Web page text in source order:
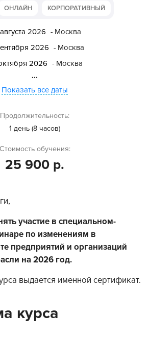
ОНЛАЙН КОРПОРАТИВНЫЙ
2026 - Москва
2026 - Москва
2026 - Москва
...
Показать все даты
Продолжительность:
1 день (8 часов)
Стоимость обучения:
25 900 р.
участие в специальном-
по изменениям в
предприятий и организаций
на 2026 год.
выдается именной сертификат.
курса